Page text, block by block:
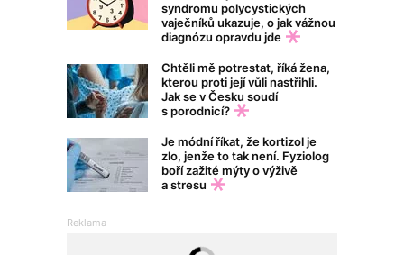
syndromu polycystických
vaječníků ukazuje, o jak vážnou
diagnózu opravdu jde
Chtěli mě potrestat, říká žena,
kterou proti její vůli nastřihli.
Jak se v Česku soudí
s porodnicí?
Je módní říkat, že kortizol je
zlo, jenže to tak není. Fyziolog
boří zažité mýty o výživě
a stresu